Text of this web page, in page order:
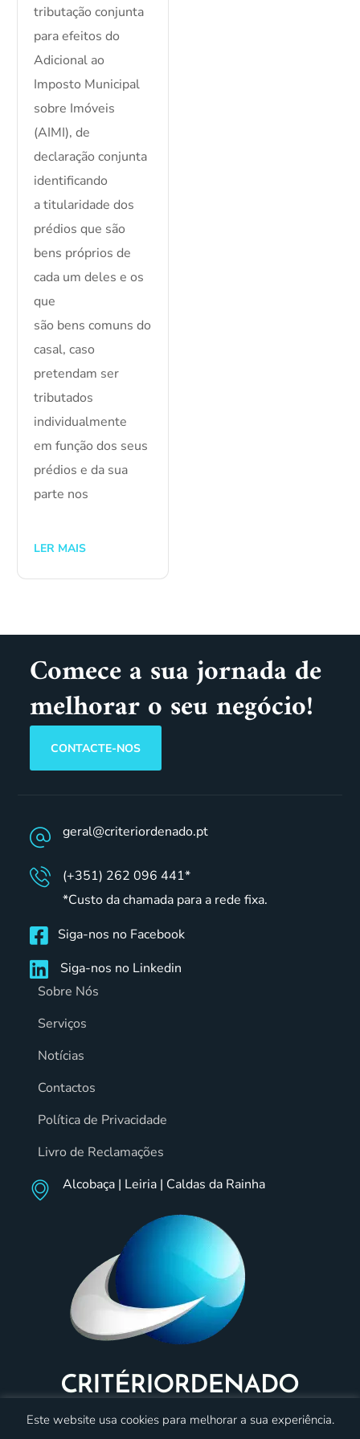
tributação conjunta
para efeitos do
Adicional ao
Imposto Municipal
sobre Imóveis
(AIMI), de
declaração conjunta
identificando
a titularidade dos
prédios que são
bens próprios de
cada um deles e os
que
são bens comuns do
casal, caso
pretendam ser
tributados
individualmente
em função dos seus
prédios e da sua
parte nos
LER MAIS
Comece a sua jornada de
melhorar o seu negócio!
CONTACTE-NOS
geral@criteriordenado.pt
(+351) 262 096 441*
*Custo da chamada para a rede fixa.
Siga-nos no Facebook
Siga-nos no Linkedin
Sobre Nós
Serviços
Notícias
Contactos
Política de Privacidade
Livro de Reclamações
Alcobaça | Leiria | Caldas da Rainha
Este website usa cookies para melhorar a sua experiência.